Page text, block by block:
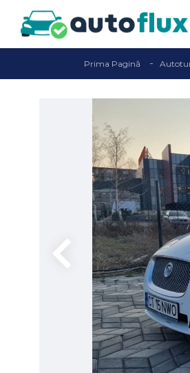
Prima Pagină